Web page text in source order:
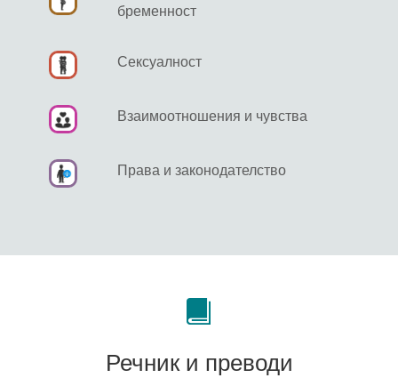
бременност
Сексуалност
Взаимоотношения и чувства
Права и законодателство
Речник и преводи